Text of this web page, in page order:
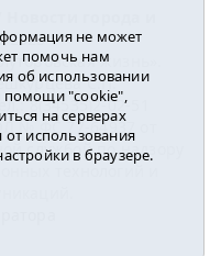
2023
жизнь».
С.П.
8(34535)2-02-51
№ ФС 77-64937 от
службой по надзору
технологий и
не может
помочь нам
об использовании
помощи "cookie",
на серверах
от использования
в браузере.